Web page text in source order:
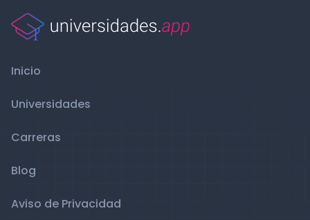
Inicio
Universidades
Carreras
Blog
Aviso de Privacidad